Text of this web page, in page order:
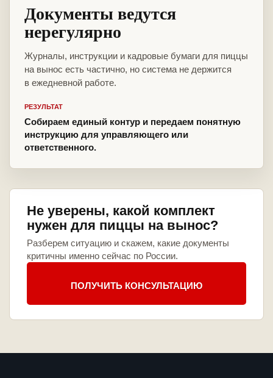
Документы ведутся
нерегулярно
Журналы, инструкции и кадровые бумаги для пиццы
на вынос есть частично, но система не держится
в ежедневной работе.
РЕЗУЛЬТАТ
Собираем единый контур и передаем понятную
инструкцию для управляющего или
ответственного.
Не уверены, какой комплект
нужен для пиццы на вынос?
Разберем ситуацию и скажем, какие документы
критичны именно сейчас по России.
ПОЛУЧИТЬ КОНСУЛЬТАЦИЮ